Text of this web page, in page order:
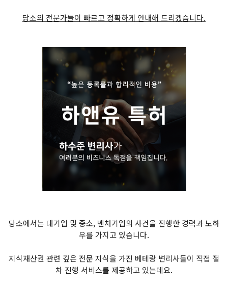
당소의 전문가들이 빠르고 정확하게 안내해 드리겠습니다.
당소에서는 대기업 및 중소, 벤처기업의 사건을 진행한 경력과 노하
우를 가지고 있습니다.
지식재산권 관련 깊은 전문 지식을 가진 베테랑 변리사들이 직접 절
차 진행 서비스를 제공하고 있는데요.